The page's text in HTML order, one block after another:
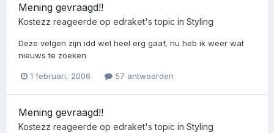
Mening gevraagd!!
Kostezz reageerde op edraket's topic in Styling
Deze velgen zijn idd wel heel erg gaaf, nu heb ik weer wat
nieuws te zoeken
1 februari, 2006 57 antwoorden
Mening gevraagd!!
Kostezz reageerde op edraket's topic in Styling